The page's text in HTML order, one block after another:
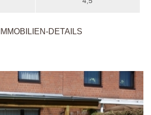
IMMOBILIEN-DETAILS